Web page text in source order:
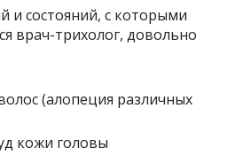
и состояний, с которыми
врач-трихолог, довольно
(алопеция различных
кожи головы